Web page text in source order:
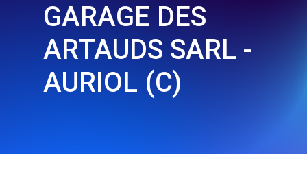
GARAGE DES
ARTAUDS SARL -
AURIOL (C)